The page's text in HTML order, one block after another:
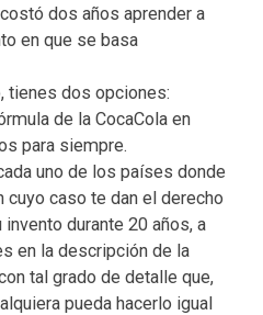
dos años aprender a
en que se basa
tienes dos opciones:
de la CocaCola en
para siempre.
uno de los países donde
cuyo caso te dan el derecho
durante 20 años, a
en la descripción de la
tal grado de detalle que,
pueda hacerlo igual